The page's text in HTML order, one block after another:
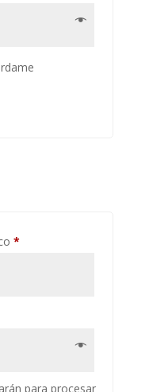
*Obligatorio
para procesar